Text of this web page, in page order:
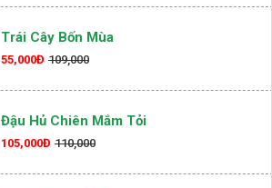
Trái Cây Bốn Mùa
55,000Đ 109,000
Đậu Hủ Chiên Mắm Tỏi
105,000Đ 110,000